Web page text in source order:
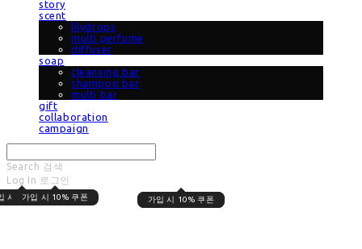
story
scent
lilydrops
multi perfume
diffuser
soap
cleansing bar
shampoo bar
multi bar
gift
collaboration
campaign
Search 검색
Log In
시 10% 쿠폰
로그인
가입 시 10% 쿠폰 가입 시 10% 쿠폰
가입 시 10% 쿠폰
Cart 장바구니